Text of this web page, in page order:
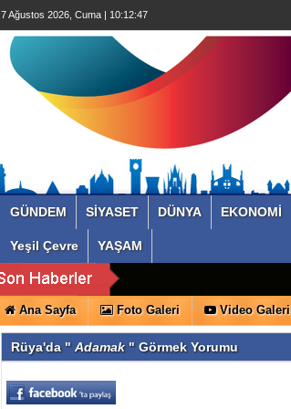
7 Ağustos 2026, Cuma | 10:12:48
GÜNDEM SİYASET DÜNYA EKONOMİ
Yeşil Çevre YAŞAM
Ana Sayfa Foto Galeri Video Galeri
Rüya'da "Adamak" Görmek Yorumu